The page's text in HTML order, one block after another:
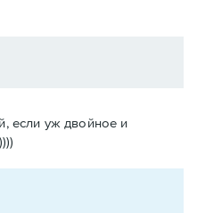
если уж двойное и